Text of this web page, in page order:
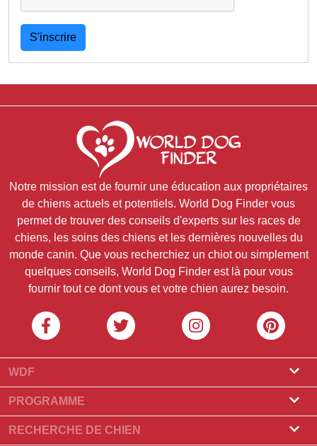
Notre mission est de fournir une éducation aux propriétaires
de chiens actuels et potentiels. World Dog Finder vous
permet de trouver des conseils d'experts sur les races de
chiens, les soins des chiens et les dernières nouvelles du
monde canin. Que vous recherchiez un chiot ou simplement
quelques conseils, World Dog Finder est là pour vous
fournir tout ce dont vous et votre chien aurez besoin.
WDF
À props de nous
Qu'est-ce que World Dog Finder
Quelles associations acceptons-nous?
PROGRAMME
Programme éleveur
RECHERCHE DE CHIEN